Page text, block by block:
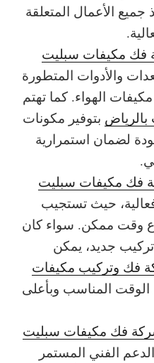
جميع الأعمال المتعلقة
فك مكيفات سبليت
والأدوات المتطورة
الهواء. كما تهتم
بتوفير مكونات
لضمان استمرارية
فك مكيفات سبليت
حيث تستجيب
وقت ممكن. سواء كان
جديد، يمكن
فك وتركيب مكيفات
الوقت المناسب وبأعلى
فك مكيفات سبليت
الفني المستمر